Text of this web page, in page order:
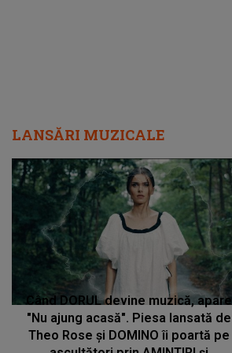
LANSĂRI MUZICALE
Când DORUL devine muzică, apare
"Nu ajung acasă". Piesa lansată de
Theo Rose și DOMINO îi poartă pe